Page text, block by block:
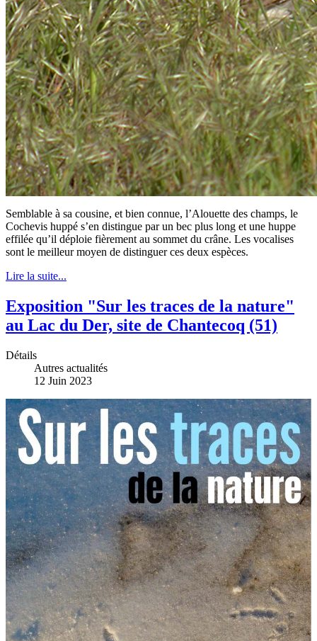
Semblable à sa cousine, et bien connue, l’Alouette des champs, le
Cochevis huppé s’en distingue par un bec plus long et une huppe
effilée qu’il déploie fièrement au sommet du crâne. Les vocalises
sont le meilleur moyen de distinguer ces deux espèces.
Lire la suite...
Exposition "Sur les traces de la nature"
au Lac du Der, site de Chantecoq (51)
Détails
Autres actualités
12 Juin 2023